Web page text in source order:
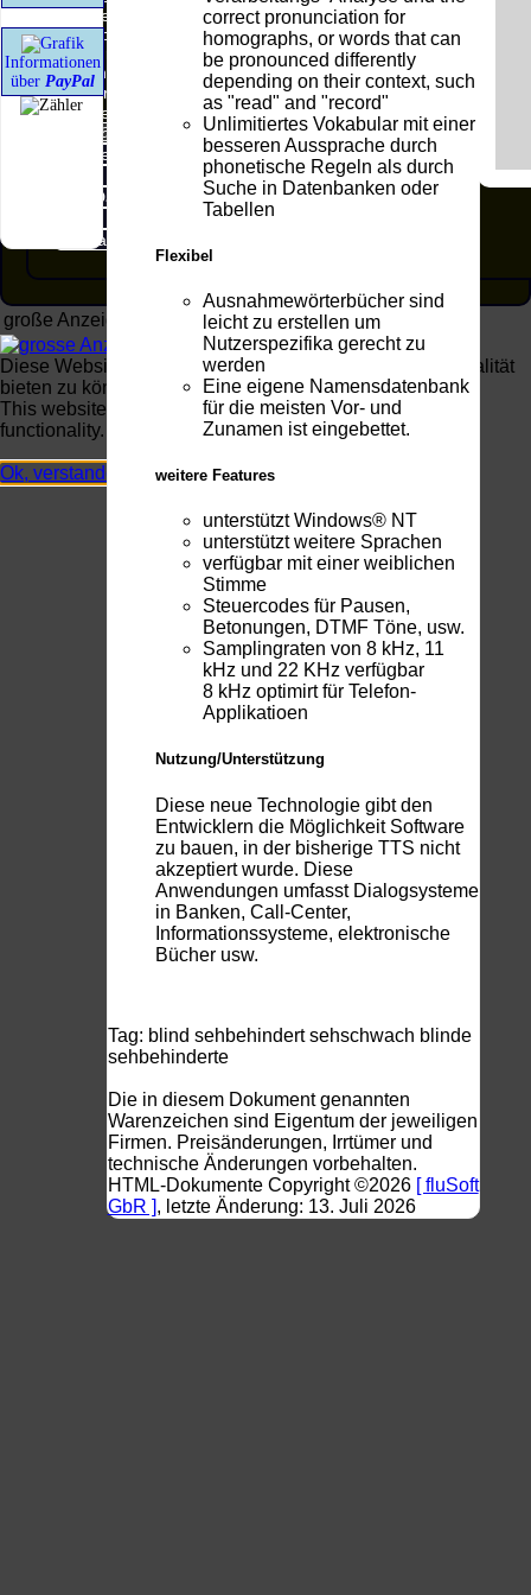
correct pronunciation for
homographs, or words that can
be pronounced differently
depending on their context, such
as "read" and "record"
Unlimitiertes Vokabular mit einer
besseren Aussprache durch
phonetische Regeln als durch
Suche in Datenbanken oder
Tabellen
Flexibel
Ausnahmewörterbücher sind
leicht zu erstellen um
Nutzerspezifika gerecht zu
werden
Eine eigene Namensdatenbank
für die meisten Vor- und
Zunamen ist eingebettet.
weitere Features
unterstützt Windows® NT
unterstützt weitere Sprachen
verfügbar mit einer weiblichen
Stimme
Steuercodes für Pausen,
Betonungen, DTMF Töne, usw.
Samplingraten von 8 kHz, 11
kHz und 22 KHz verfügbar
8 kHz optimirt für Telefon-
Applikatioen
Nutzung/Unterstützung
Diese neue Technologie gibt den
Entwicklern die Möglichkeit Software
zu bauen, in der bisherige TTS nicht
akzeptiert wurde. Diese
Anwendungen umfasst Dialogsysteme
in Banken, Call-Center,
Informationssysteme, elektronische
Bücher usw.
Tag: blind sehbehindertsehschwach blinde
sehbehinderte
Die in diesem Dokument genannten
Warenzeichen sind Eigentum der jeweiligen
Firmen. Preisänderungen, Irrtümer und
technische Änderungen vorbehalten.
HTML-Dokumente Copyright ©2026 [ fluSoft
GbR ], letzte Änderung: 13. Juli 2026
Informationen
überPayPal
zu eigen. Diese Erklärung gilt für alle auf unserer
Homepage angebrachten Links.
Die Europäische Kommission stellt eine Plattform
zur Online-Streitbeilegung (OS) bereit. Die
Plattform finden Sie unterhttp://ec.europa.eu/consumers/odr/
Unsere E-Mailadresse lautet:
info@realspeak.de
.
Seitenanfang
Impressum
Widerruf
Datenschutz
Urheberrechte
Katalog (PDF)
große Anzeige Schließen X
Diese Website nutzt Cookies, um bestmögliche Funktionalität
bieten zu können.
This website uses cookies to provide the best possible
functionality.
Ok, verstanden Mehr Infos